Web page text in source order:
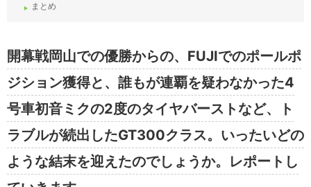
まとめ
開幕戦岡山での優勝からの、FUJIでのポールポ
ジション獲得と、誰もが連覇を疑わなかった4
号車初音ミクの2度のタイヤバーストなど、ト
ラブルが続出したGT300クラス。いったいどの
ような結末を迎えたのでしょうか。レポートし